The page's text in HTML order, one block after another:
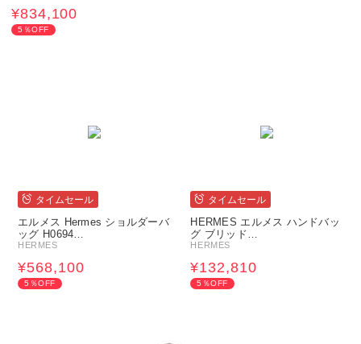
¥834,100
5％OFF
タイムセール
エルメス Hermes ショルダーバ
ッグ H0694…
HERMES
¥568,100
5％OFF
タイムセール
HERMES エルメス ハンドバッ
グ ブリッド…
HERMES
¥132,810
5％OFF